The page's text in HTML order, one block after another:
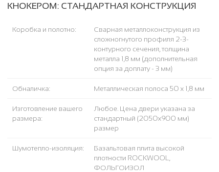
КНОКЕРОМ: СТАНДАРТНАЯ КОНСТРУКЦИЯ
Коробка и полотно:
Сварная металлоконструкция из
сложногнутого профиля 2-3-
контурного сечения, толщина
металла 1,8 мм (дополнительная
опция за доплату - 3 мм)
Обналичка: Металлическая полоса 50 х 1,8 мм
Изготовление вашего
размера:
Любое. Цена двери указана за
стандартный (2050x900 мм)
размер
Шумотепло-изоляция:
Базальтовая плита высокой
плотности ROCKWOOL,
ФОЛЬГОИЗОЛ